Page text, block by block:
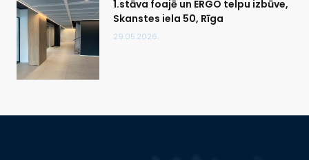
1.stāva foajē un ERGO telpu izbūve,
Skanstes iela 50, Rīga
29.05.2026.